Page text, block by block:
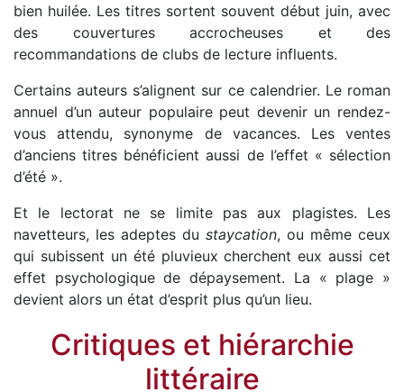
bien huilée. Les titres sortent souvent début juin, avec
des couvertures accrocheuses et des
recommandations de clubs de lecture influents.
Certains auteurs s’alignent sur ce calendrier. Le roman
annuel d’un auteur populaire peut devenir un rendez-
vous attendu, synonyme de vacances. Les ventes
d’anciens titres bénéficient aussi de l’effet « sélection
d’été ».
Et le lectorat ne se limite pas aux plagistes. Les
navetteurs, les adeptes du staycation, ou même ceux
qui subissent un été pluvieux cherchent eux aussi cet
effet psychologique de dépaysement. La « plage »
devient alors un état d’esprit plus qu’un lieu.
Critiques et hiérarchie
littéraire